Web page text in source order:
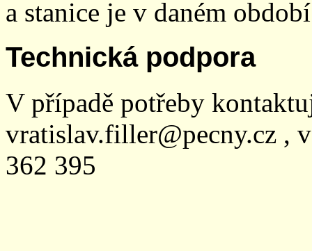
a stanice je v daném
Technická podpora
V případě potřeby
vratislav.filler@pecny.cz ,
362 395